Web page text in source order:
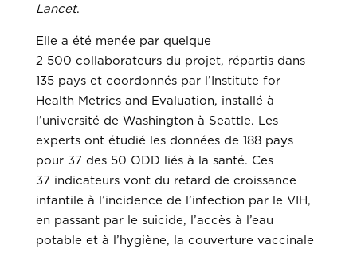
Lancet.
Elle a été menée par quelque
2 500 collaborateurs du projet, répartis dans
135 pays et coordonnés par l’Institute for
Health Metrics and Evaluation, installé à
l’université de Washington à Seattle. Les
experts ont étudié les données de 188 pays
pour 37 des 50 ODD liés à la santé. Ces
37 indicateurs vont du retard de croissance
infantile à l’incidence de l’infection par le VIH,
en passant par le suicide, l’accès à l’eau
potable et à l’hygiène, la couverture vaccinale